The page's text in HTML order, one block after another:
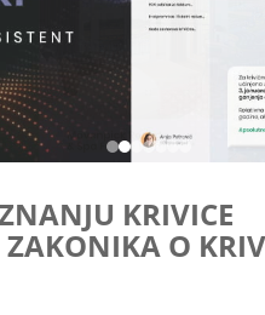
KRIVICE
O